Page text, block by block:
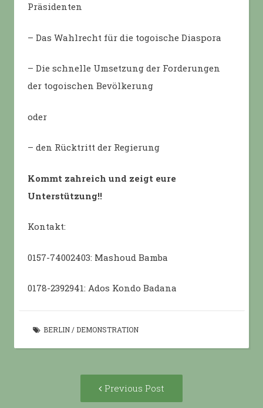
Präsidenten
– Das Wahlrecht für die togoische Diaspora
– Die schnelle Umsetzung der Forderungen
der togoischen Bevölkerung
oder
– den Rücktritt der Regierung
Kommt zahreich und zeigt eure
Unterstützung!!
Kontakt:
0157-74002403: Mashoud Bamba
0178-2392941: Ados Kondo Badana
BERLIN/ DEMONSTRATION
Previous Post
post: